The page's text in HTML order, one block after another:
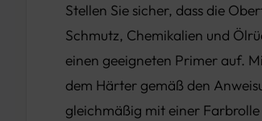
Stellen Sie sicher, dass die
Schmutz, Chemikalien und
einen geeigneten Primer auf.
dem Härter gemäß den
gleichmäßig mit einer